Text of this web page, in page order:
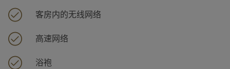
客房内的无线网络
高速网络
浴袍